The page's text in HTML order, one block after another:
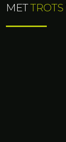
METTROTS